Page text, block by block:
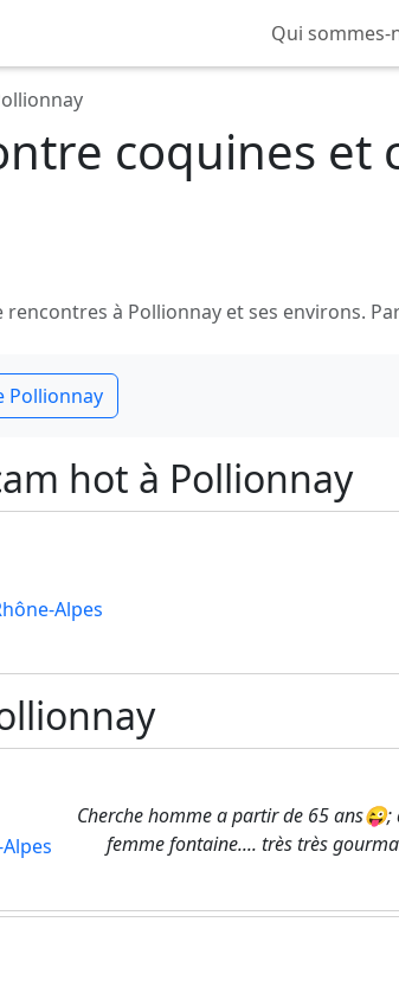
Qui sommes-
coquines et
à Pollionnay et ses environs.
Pollionnay
hot à Pollionnay
Alpes
Cherche homme a partir de 65
femme fontaine.... très très